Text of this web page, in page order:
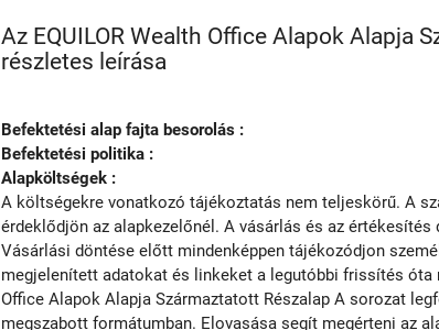
Az EQUILOR Wealth Office Alapok Alapja
részletes leírása
Befektetési alap fajta besorolás :
Befektetési politika :
Alapköltségek :
A költségekre vonatkozó tájékoztatás nem teljeskörű. A
érdeklődjön az alapkezelőnél. A vásárlás és az
Vásárlási döntése előtt mindenképpen tájékozódjon
megjelenített adatokat és linkeket a legutóbbi frissítés óta
Office Alapok Alapja Származtatott Részalap A sorozat
megszabott formátumban. Elovasása segít megérteni az